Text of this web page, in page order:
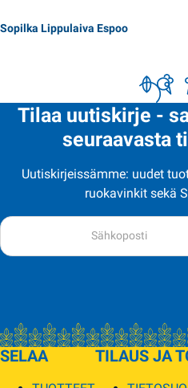
Sopilka Lippulaiva Espoo
Tilaa uutiskirje -
seuraavasta
Uutiskirjeissämme: uudet
ruokavinkit sekä
SELAA TILAUS JA